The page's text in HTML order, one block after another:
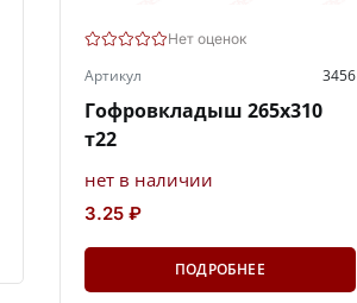
Нет оценок
Артикул 3456
Гофровкладыш 265х310
т22
нет в наличии
3.25 ₽
ПОДРОБНЕЕ